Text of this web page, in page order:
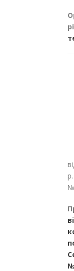
№
№